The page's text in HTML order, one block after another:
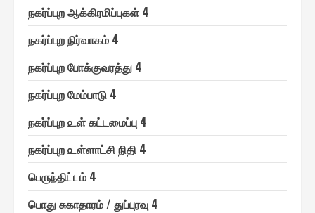
ந௧ர்ப்புற ஆக்கிரமிப்பு௧ள் 4
ந௧ர்ப்புற நிர்வா௧ம் 4
ந௧ர்ப்புற போக்குவரத்து 4
ந௧ர்ப்புற மேம்பாடு 4
ந௧ர்ப்புற ௨ள் ௧ட்டமைப்பு 4
ந௧ர்ப்புற ௨ள்ளாட்சி நிதி 4
பெ௫ந்திட்டம் 4
பொது சுகாதாரம் / துப்புரவு 4